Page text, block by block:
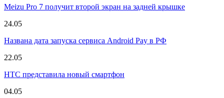
Meizu Pro 7 получит второй экран на задней крышке
24.05
Названа дата запуска сервиса Android Pay в РФ
22.05
HTC представила новый смартфон
04.05